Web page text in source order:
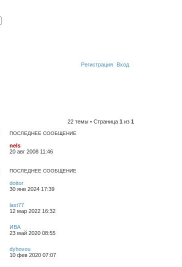
Вход
Регистрация
с
22 темы • Страница 1 из 1
ПОСЛЕДНЕЕ СООБЩЕНИЕ
nels
20 авг 2008 11:46
ПОСЛЕДНЕЕ СООБЩЕНИЕ
dottor
30 янв 2024 17:39
last77
12 мар 2022 16:32
ИВА
23 май 2020 08:55
dyhovou
10 фев 2020 07:07